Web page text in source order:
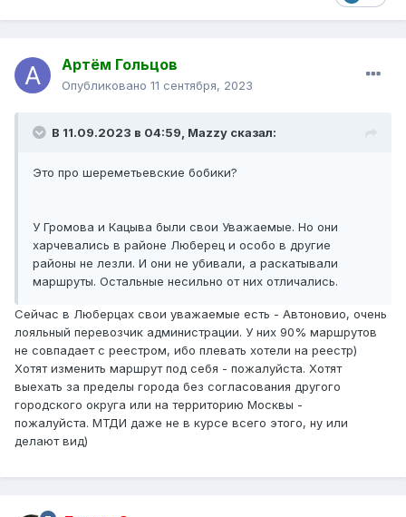
Артём Гольцов
Опубликовано 11 сентября, 2023
В 11.09.2023 в 04:59, Mazzy сказал:
Это про шереметьевские бобики?
У Громова и Кацыва были свои Уважаемые. Но они
харчевались в районе Люберец и особо в другие
районы не лезли. И они не убивали, а раскатывали
маршруты. Остальные несильно от них отличались.
Сейчас в Люберцах свои уважаемые есть - Автоновио, очень
лояльный перевозчик администрации. У них 90% маршрутов
не совпадает с реестром, ибо плевать хотели на реестр)
Хотят изменить маршрут под себя - пожалуйста. Хотят
выехать за пределы города без согласования другого
городского округа или на территорию Москвы -
пожалуйста. МТДИ даже не в курсе всего этого, ну или
делают вид)